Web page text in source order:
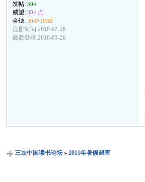
发帖:304
威望:304 点
金钱:3040 RMB
注册时间:2010-02-28
最后登录:2016-03-26
三农中国读书论坛 »2011年暑假调查